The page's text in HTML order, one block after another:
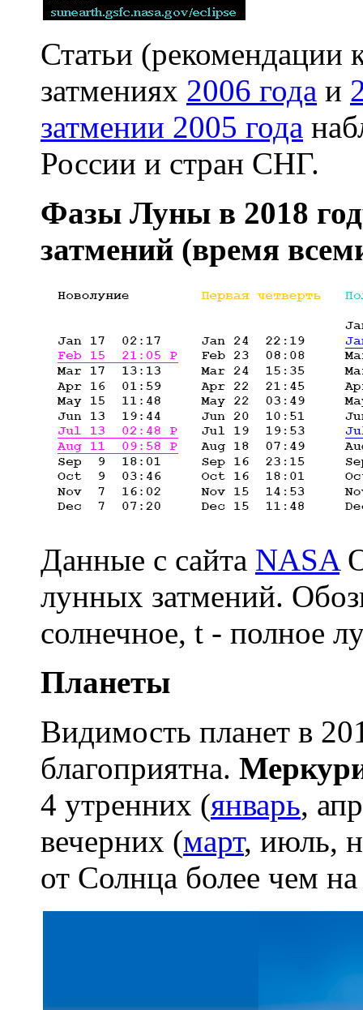
Статьи (рекомендации
затмениях 2006 года и
затмении 2005 года
России и стран СНГ.
Фазы Луны в 2018
затмений (время
Данные с сайта NASA
лунных затмений.
солнечное, t - полное
Планеты
Видимость планет в
благоприятна.
4 утренних (январь,
вечерних (март, июль,
от Солнца более чем